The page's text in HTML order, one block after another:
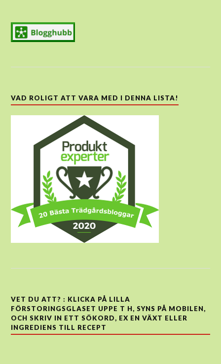
VAD ROLIGT ATT VARA MED I DENNA LISTA!
VET DU ATT? : KLICKA PÅ LILLA
FÖRSTORINGSGLASET UPPE T H, SYNS PÅ MOBILEN,
OCH SKRIV IN ETT SÖKORD, EX EN VÄXT ELLER
INGREDIENS TILL RECEPT